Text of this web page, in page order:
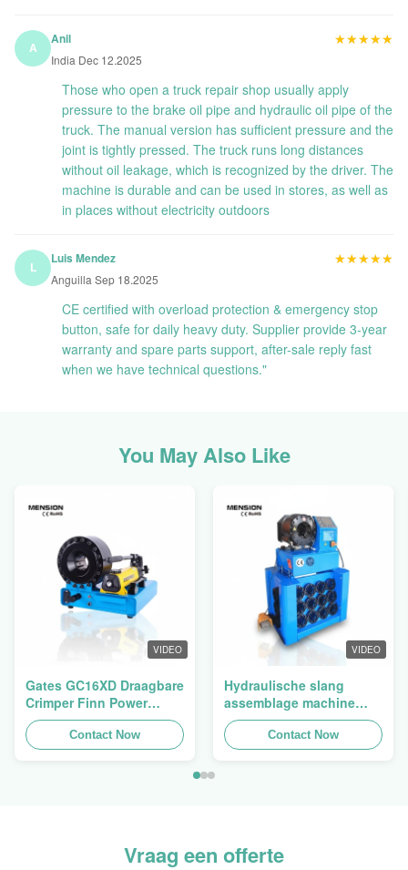
A
Anil
India Dec 12.2025
★★★★★
★★★★★
Those who open a truck repair shop usually apply
pressure to the brake oil pipe and hydraulic oil pipe of the
truck. The manual version has sufficient pressure and the
joint is tightly pressed. The truck runs long distances
without oil leakage, which is recognized by the driver. The
machine is durable and can be used in stores, as well as
in places without electricity outdoors
L
Luis Mendez
Anguilla Sep 18.2025
★★★★★
★★★★★
CE certified with overload protection & emergency stop
button, safe for daily heavy duty. Supplier provide 3-year
warranty and spare parts support, after-sale reply fast
when we have technical questions."
You May Also Like
VIDEO
Gates GC16XD Draagbare
Crimper Finn Power
P16HP Handmatige
Hydraulische Kabel
Crimper te koop
Contact Now
VIDEO
Hydraulische slang
assemblage machine
slang crimping machine
slang pers Finn Power
Swager
Contact Now
Vraag een offerte